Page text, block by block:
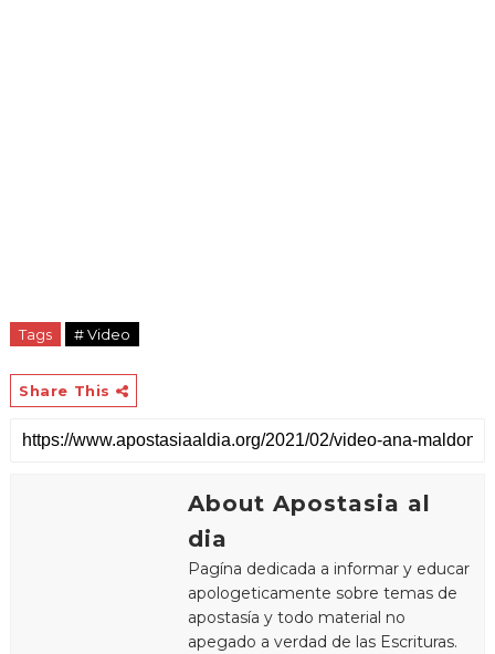
Tags # Video
Share This
About Apostasia al
dia
Pagína dedicada a informar y educar
apologeticamente sobre temas de
apostasía y todo material no
apegado a verdad de las Escrituras.